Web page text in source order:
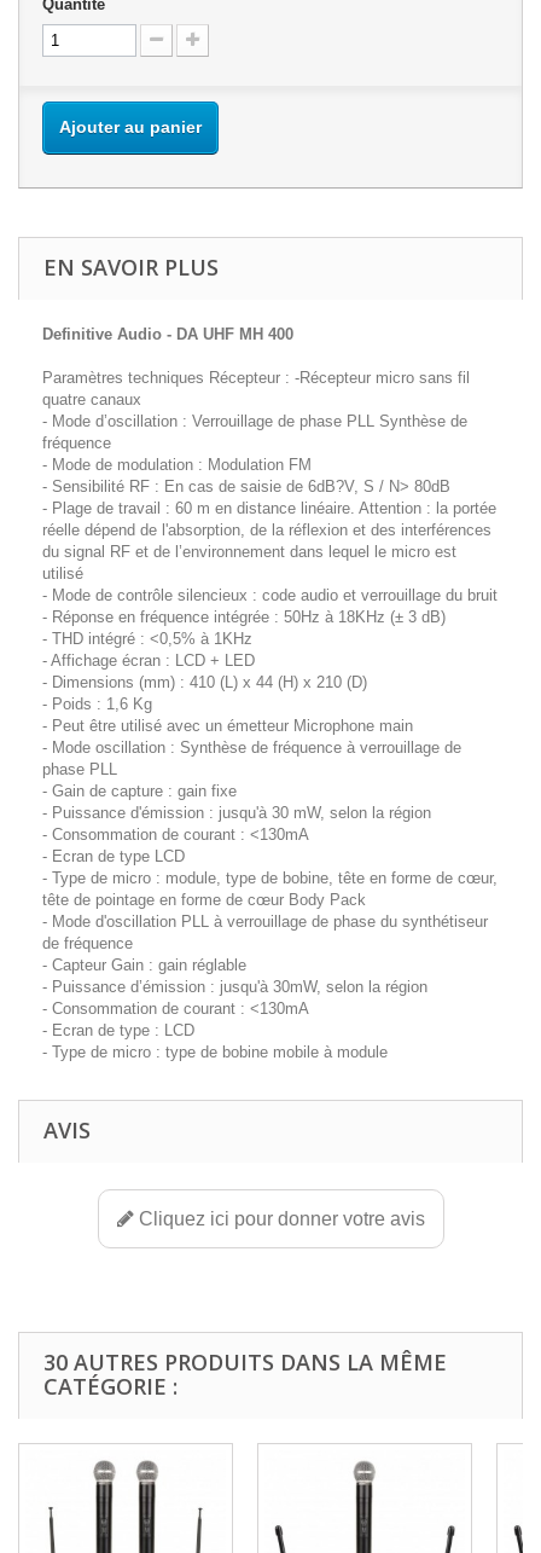
Quantité
Ajouter au panier
EN SAVOIR PLUS
Definitive Audio - DA UHF MH 400
Paramètres techniques Récepteur : -Récepteur micro sans fil
quatre canaux
- Mode d’oscillation : Verrouillage de phase PLL Synthèse de
fréquence
- Mode de modulation : Modulation FM
- Sensibilité RF : En cas de saisie de 6dB?V, S / N> 80dB
- Plage de travail : 60 m en distance linéaire. Attention : la portée
réelle dépend de l'absorption, de la réflexion et des interférences
du signal RF et de l’environnement dans lequel le micro est
utilisé
- Mode de contrôle silencieux : code audio et verrouillage du bruit
- Réponse en fréquence intégrée : 50Hz à 18KHz (± 3 dB)
- THD intégré : <0,5% à 1KHz
- Affichage écran : LCD + LED
- Dimensions (mm) : 410 (L) x 44 (H) x 210 (D)
- Poids : 1,6 Kg
- Peut être utilisé avec un émetteur Microphone main
- Mode oscillation : Synthèse de fréquence à verrouillage de
phase PLL
- Gain de capture : gain fixe
- Puissance d'émission : jusqu'à 30 mW, selon la région
- Consommation de courant : <130mA
- Ecran de type LCD
- Type de micro : module, type de bobine, tête en forme de cœur,
tête de pointage en forme de cœur Body Pack
- Mode d'oscillation PLL à verrouillage de phase du synthétiseur
de fréquence
- Capteur Gain : gain réglable
- Puissance d’émission : jusqu'à 30mW, selon la région
- Consommation de courant : <130mA
- Ecran de type : LCD
- Type de micro : type de bobine mobile à module
AVIS
Cliquez ici pour donner votre avis
30 AUTRES PRODUITS DANS LA MÊME
CATÉGORIE :